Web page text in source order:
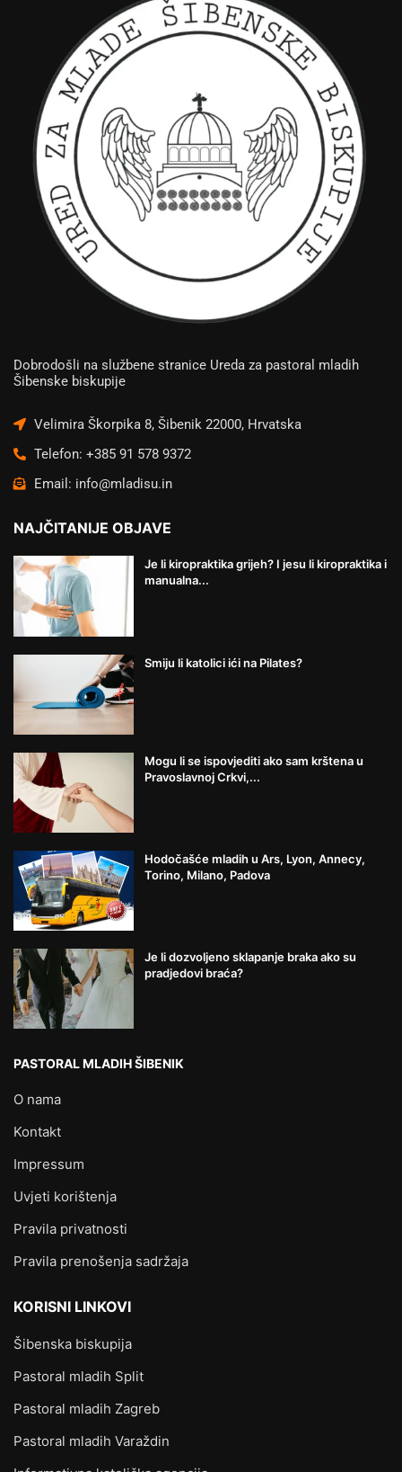
Dobrodošli na službene stranice Ureda za pastoral mladih
Šibenske biskupije
Velimira Škorpika 8, Šibenik 22000, Hrvatska
Telefon: +385 91 578 9372
Email: info@mladisu.in
NAJČITANIJE OBJAVE
Je li kiropraktika grijeh? I jesu li kiropraktika i
manualna...
Smiju li katolici ići na Pilates?
Mogu li se ispovjediti ako sam krštena u
Pravoslavnoj Crkvi,...
Hodočašće mladih u Ars, Lyon, Annecy,
Torino, Milano, Padova
Je li dozvoljeno sklapanje braka ako su
pradjedovi braća?
PASTORAL MLADIH ŠIBENIK
O nama
Kontakt
Impressum
Uvjeti korištenja
Pravila privatnosti
Pravila prenošenja sadržaja
KORISNI LINKOVI
Šibenska biskupija
Pastoral mladih Split
Pastoral mladih Zagreb
Pastoral mladih Varaždin